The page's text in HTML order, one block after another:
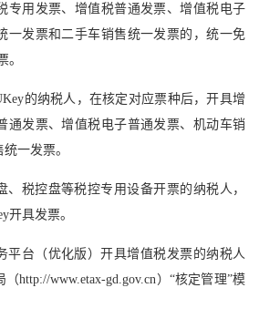
专用发票、增值税普通发票、增值税电子
一发票和二手车销售统一发票的，统一免
。
的纳税人，在核定对应票种后，开具增
通发票、增值税电子普通发票、机动车销
一发票。
、税控盘等税控专用设备开票的纳税人，
开具发票。
平台（优化版）开具增值税发票的纳税人
http://www.etax-gd.gov.cn）“核定管理”模